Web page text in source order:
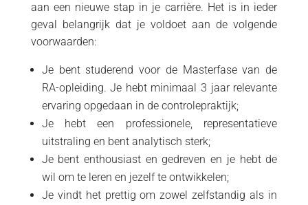
aan een nieuwe stap in je carrière. Het is in ieder
geval belangrijk dat je voldoet aan de volgende
voorwaarden:
Je bent studerend voor de Masterfase van de
RA-opleiding. Je hebt minimaal 3 jaar relevante
ervaring opgedaan in de controlepraktijk;
Je hebt een professionele, representatieve
uitstraling en bent analytisch sterk;
Je bent enthousiast en gedreven en je hebt de
wil om te leren en jezelf te ontwikkelen;
Je vindt het prettig om zowel zelfstandig als in